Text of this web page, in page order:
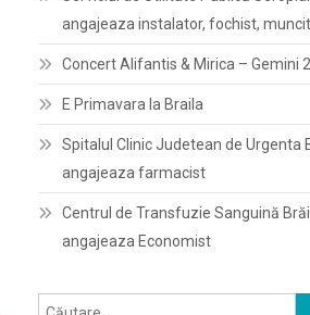
angajeaza instalator, fochist,
Concert Alifantis & Mirica – Gemini
E Primavara la Braila
Spitalul Clinic Judetean de Urgenta
angajeaza farmacist
Centrul de Transfuzie Sanguină
angajeaza Economist